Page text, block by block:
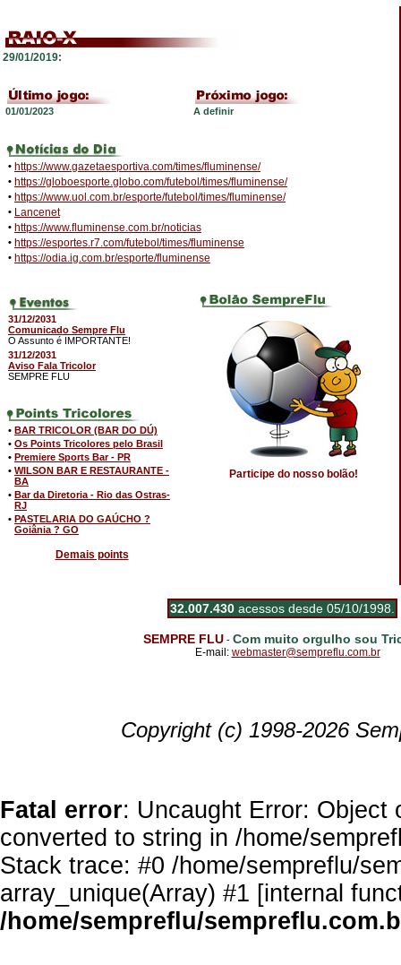
29/01/2019:
01/01/2023 A definir
• https://www.gazetaesportiva.com/times/fluminense/
• https://globoesporte.globo.com/futebol/times/fluminense/
• https://www.uol.com.br/esporte/futebol/times/fluminense/
• Lancenet
• https://www.fluminense.com.br/noticias
• https://esportes.r7.com/futebol/times/fluminense
• https://odia.ig.com.br/esporte/fluminense
31/12/2031
Comunicado Sempre Flu
O Assunto é IMPORTANTE!
31/12/2031
Aviso Fala Tricolor
SEMPRE FLU
• BAR TRICOLOR (BAR DO DÚ)
• Os Points Tricolores pelo Brasil
• Premiere Sports Bar - PR
• WILSON BAR E RESTAURANTE -
BA
• Bar da Diretoria - Rio das Ostras-
RJ
• PASTELARIA DO GAÚCHO ?
Goiânia ? GO
Demais points
Participe do nosso bolão!
32.007.430 acessos desde 05/10/1998.
SEMPRE FLU- Com muito orgulho sou
E-mail: webmaster@sempreflu.com.br
Copyright (c) 1998-2026
Fatal error: Uncaught Error: Object
converted to string in /home/
Stack trace: #0 /home/sempreflu/
array_unique(Array) #1 [internal
/home/sempreflu/